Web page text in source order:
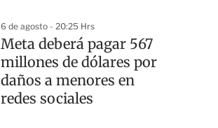
6 de agosto - 20:25 Hrs
Meta deberá pagar 567
millones de dólares por
daños a menores en
redes sociales